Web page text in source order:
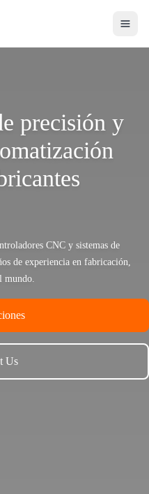
Toggle
precisión y
CNC y sistemas de
de experiencia en fabricación,
mundo.
Us